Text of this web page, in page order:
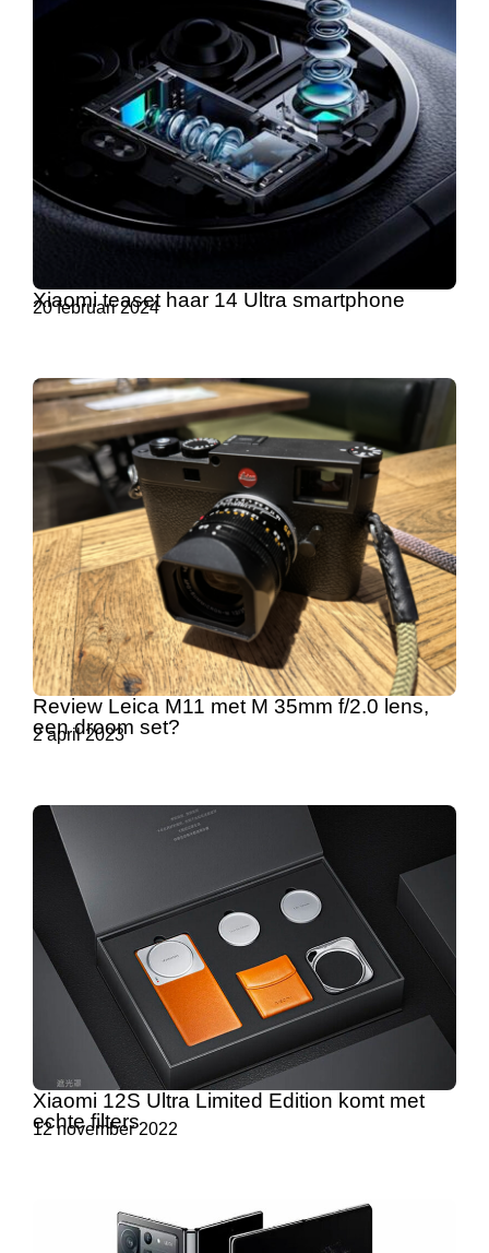
Xiaomi teaset haar 14 Ultra smartphone
20 februari 2024
Review Leica M11 met M 35mm f/2.0 lens,
een droom set?
2 april 2023
Xiaomi 12S Ultra Limited Edition komt met
echte filters
12 november 2022